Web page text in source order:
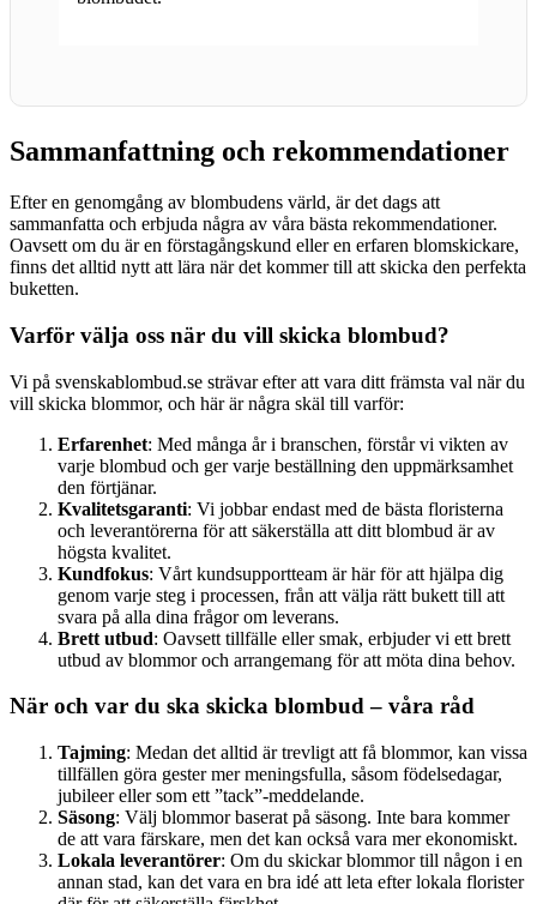
Sammanfattning och rekommendationer
Efter en genomgång av blombudens värld, är det dags att
sammanfatta och erbjuda några av våra bästa rekommendationer.
Oavsett om du är en förstagångskund eller en erfaren blomskickare,
finns det alltid nytt att lära när det kommer till att skicka den perfekta
buketten.
Varför välja oss när du vill skicka blombud?
Vi på svenskablombud.se strävar efter att vara ditt främsta val när du
vill skicka blommor, och här är några skäl till varför:
Erfarenhet: Med många år i branschen, förstår vi vikten av
varje blombud och ger varje beställning den uppmärksamhet
den förtjänar.
Kvalitetsgaranti: Vi jobbar endast med de bästa floristerna
och leverantörerna för att säkerställa att ditt blombud är av
högsta kvalitet.
Kundfokus: Vårt kundsupportteam är här för att hjälpa dig
genom varje steg i processen, från att välja rätt bukett till att
svara på alla dina frågor om leverans.
Brett utbud: Oavsett tillfälle eller smak, erbjuder vi ett brett
utbud av blommor och arrangemang för att möta dina behov.
När och var du ska skicka blombud – våra råd
Tajming: Medan det alltid är trevligt att få blommor, kan vissa
tillfällen göra gester mer meningsfulla, såsom födelsedagar,
jubileer eller som ett ”tack”-meddelande.
Säsong: Välj blommor baserat på säsong. Inte bara kommer
de att vara färskare, men det kan också vara mer ekonomiskt.
Lokala leverantörer: Om du skickar blommor till någon i en
annan stad, kan det vara en bra idé att leta efter lokala florister